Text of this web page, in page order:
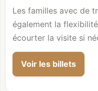
Les familles avec de
également la
écourter la visite si
Voir les billets